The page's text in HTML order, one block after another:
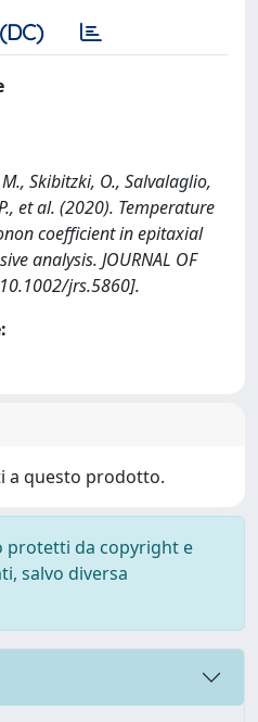
Skibitzki, O., Salvalaglio,
et al. (2020). Temperature
coefficient in epitaxial
analysis. JOURNAL OF
[10.1002/jrs.5860].
a questo prodotto.
protetti da copyright e
salvo diversa